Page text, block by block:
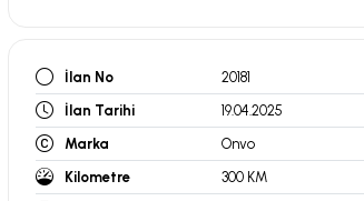
İlan No
20181
İlan Tarihi
19.04.2025
Marka
Onvo
Kilometre
300 KM